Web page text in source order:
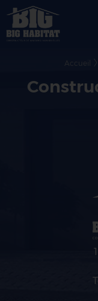
Accueil